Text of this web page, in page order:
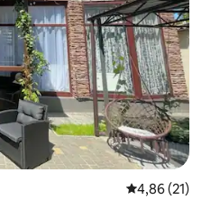
Vlerësimi
4,86 (21)